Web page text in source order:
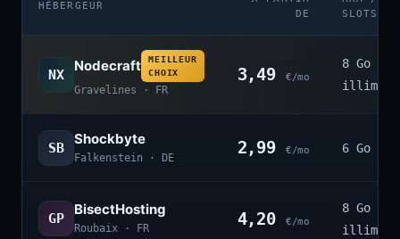
HÉBERGEUR
DE
SLOTS
NX
Nodecraft
MEILLEUR
CHOIX
Gravelines · FR
3,49 €/mo
8 Go ·
SB
Shockbyte
Falkenstein · DE
2,99 €/mo 6 Go ·
GP
BisectHosting
Roubaix · FR 4,20 €/mo
8 Go ·